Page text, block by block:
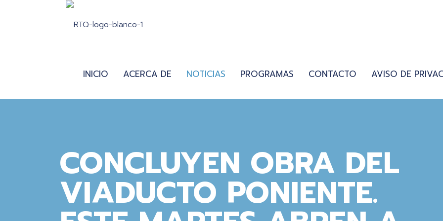
INICIO ACERCA DE NOTICIAS PROGRAMAS CONTACTO AVISO DE
CONCLUYEN OBRA DEL
VIADUCTO PONIENTE.